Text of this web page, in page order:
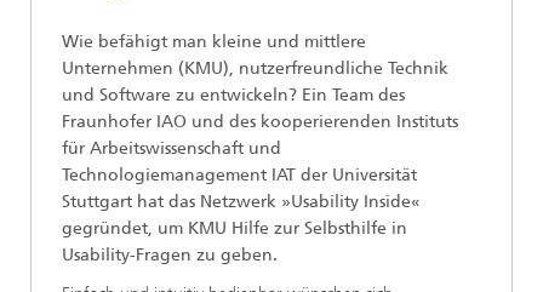
Wie befähigt man kleine und mittlere
Unternehmen (KMU), nutzerfreundliche Technik
und Software zu entwickeln? Ein Team des
Fraunhofer IAO und des kooperierenden Instituts
für Arbeitswissenschaft und
Technologiemanagement IAT der Universität
Stuttgart hat das Netzwerk »Usability Inside«
gegründet, um KMU Hilfe zur Selbsthilfe in
Usability-Fragen zu geben.